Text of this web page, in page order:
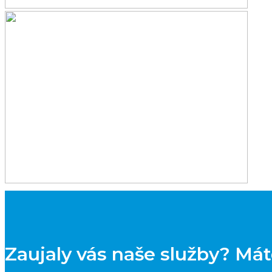
Zaujaly vás naše služby?